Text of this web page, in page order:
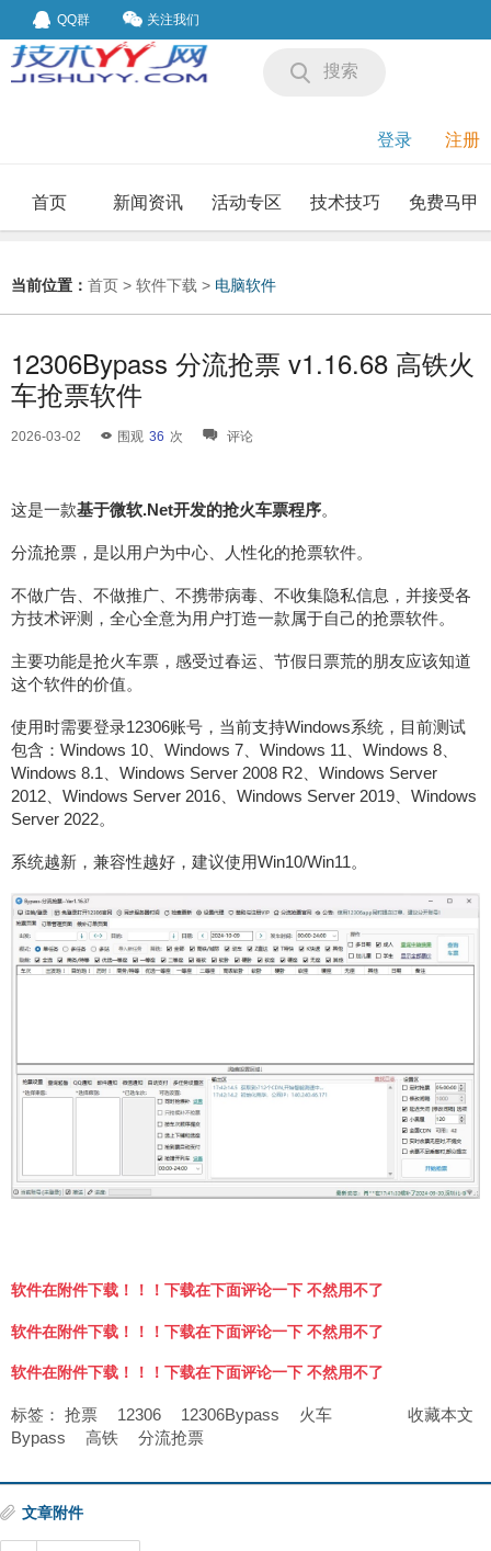
QQ群 关注我们
搜索
登录 注册
首页 新闻资讯 活动专区 技术技巧 免费马甲
当前位置： 首页 > 软件下载 > 电脑软件
12306Bypass 分流抢票 v1.16.68 高铁火
车抢票软件
2026-03-02 围观 36 次 评论
这是一款基于微软.Net开发的抢火车票程序。
分流抢票，是以用户为中心、人性化的抢票软件。
不做广告、不做推广、不携带病毒、不收集隐私信息，并接受各
方技术评测，全心全意为用户打造一款属于自己的抢票软件。
主要功能是抢火车票，感受过春运、节假日票荒的朋友应该知道
这个软件的价值。
使用时需要登录12306账号，当前支持Windows系统，目前测试
包含：Windows 10、Windows 7、Windows 11、Windows 8、
Windows 8.1、Windows Server 2008 R2、Windows Server
2012、Windows Server 2016、Windows Server 2019、Windows
Server 2022。
系统越新，兼容性越好，建议使用Win10/Win11。
软件在附件下载！！！下载在下面评论一下 不然用不了
软件在附件下载！！！下载在下面评论一下 不然用不了
软件在附件下载！！！下载在下面评论一下 不然用不了
收藏本文
标签： 抢票 12306 12306Bypass
火车
Bypass
高铁 分流抢票
文章附件